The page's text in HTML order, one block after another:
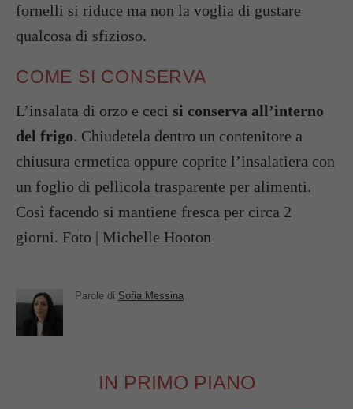
fornelli si riduce ma non la voglia di gustare
qualcosa di sfizioso.
COME SI CONSERVA
L’insalata di orzo e ceci si conserva all’interno
del frigo. Chiudetela dentro un contenitore a
chiusura ermetica oppure coprite l’insalatiera con
un foglio di pellicola trasparente per alimenti.
Così facendo si mantiene fresca per circa 2
giorni. Foto | Michelle Hooton
Parole di Sofia Messina
IN PRIMO PIANO